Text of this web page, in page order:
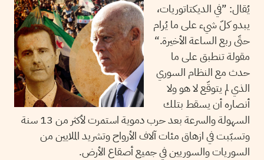
يُقال: ”في الديكتاتوريات،
يبدو كلّ شيء على ما يُرام
حتّى ربع الساعة الأخيرة.“
مقولة تنطبق على ما
حدث مع النظام السوري
الذي لم يتوقّع لا هو ولا
أنصاره أن يسقط بتلك
السهولة والسرعة بعد حرب دموية استمرت لأكثر من 13 سنة
وتسبّبت في ازهاق مئات آلاف الأرواح وتشريد الملايين من
السوريات والسوريين في جميع أصقاع الأرض.